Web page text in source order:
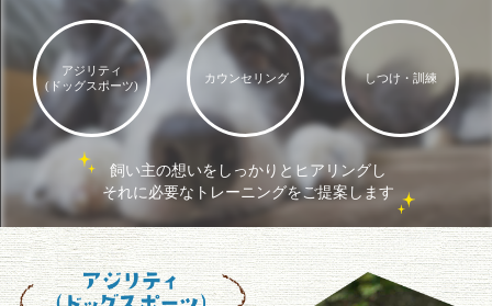
アジリティ
(ドッグスポーツ)
カウンセリング しつけ・訓練
飼い主の想いをしっかりとヒアリングし
それに必要なトレーニングをご提案します